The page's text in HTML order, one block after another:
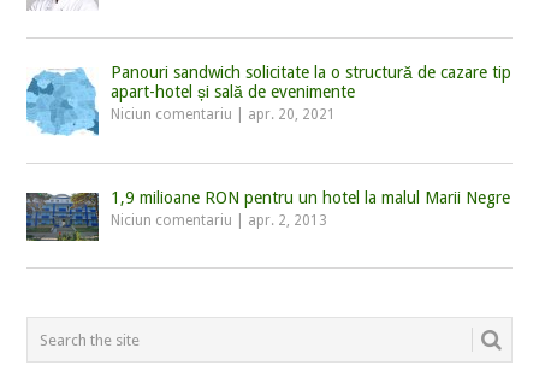
Panouri sandwich solicitate la o structură de cazare tip
apart-hotel și sală de evenimente
Niciun comentariu apr. 20, 2021
1,9 milioane RON pentru un hotel la malul Marii Negre
Niciun comentariu apr. 2, 2013